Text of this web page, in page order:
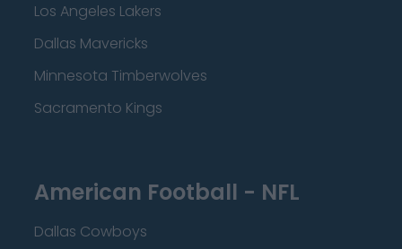
Los Angeles Lakers
Dallas Mavericks
Minnesota Timberwolves
Sacramento Kings
American Football - NFL
Dallas Cowboys